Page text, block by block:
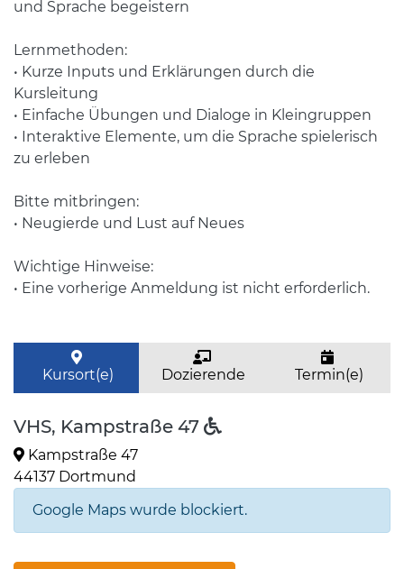
und Sprache begeistern
Lernmethoden:
• Kurze Inputs und Erklärungen durch die
Kursleitung
• Einfache Übungen und Dialoge in Kleingruppen
• Interaktive Elemente, um die Sprache spielerisch
zu erleben
Bitte mitbringen:
• Neugierde und Lust auf Neues
Wichtige Hinweise:
• Eine vorherige Anmeldung ist nicht erforderlich.
Kursort(e) Dozierende Termin(e)
VHS, Kampstraße 47
Kampstraße 47
44137 Dortmund
Google Maps wurde blockiert.